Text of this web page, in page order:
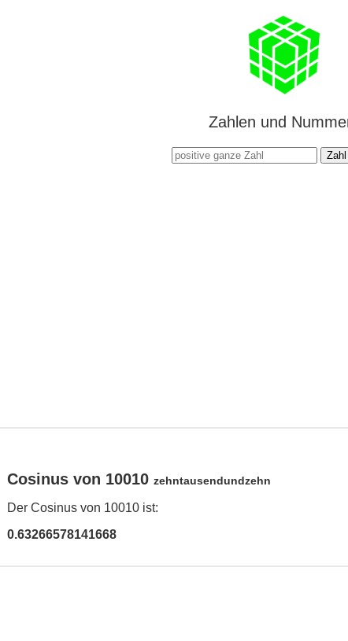
Zahlen und
Cosinus von 10010 zehntausendundzehn
Der Cosinus von 10010 ist:
0.63266578141668